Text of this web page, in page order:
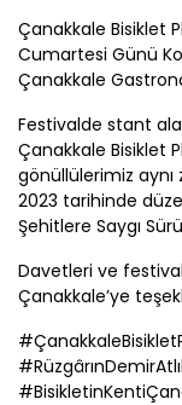
Çanakkale Bisiklet
Cumartesi Günü
Çanakkale
Festivalde stant
Çanakkale Bisiklet
gönüllülerimiz aynı
2023 tarihinde
Şehitlere Saygı
Davetleri ve
Çanakkale’ye
#Çanakkale
#BisikletinKenti